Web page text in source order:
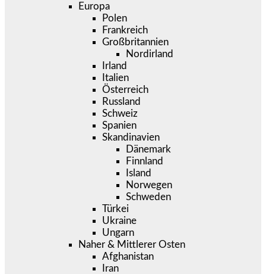
Europa
Polen
Frankreich
Großbritannien
Nordirland
Irland
Italien
Österreich
Russland
Schweiz
Spanien
Skandinavien
Dänemark
Finnland
Island
Norwegen
Schweden
Türkei
Ukraine
Ungarn
Naher & Mittlerer Osten
Afghanistan
Iran